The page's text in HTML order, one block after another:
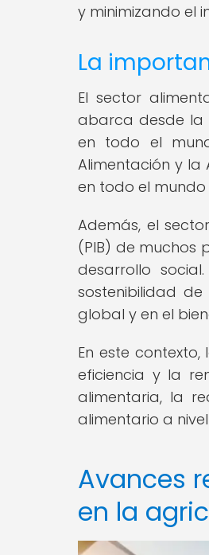
y minimizando el
La
El sector
abarca desde la
en todo el
Alimentación y la
en todo el
Además, el
(PIB) de muchos
desarrollo
sostenibilidad
global y en el
En este
eficiencia y la
alimentaria, la
alimentario a
Avances
en la